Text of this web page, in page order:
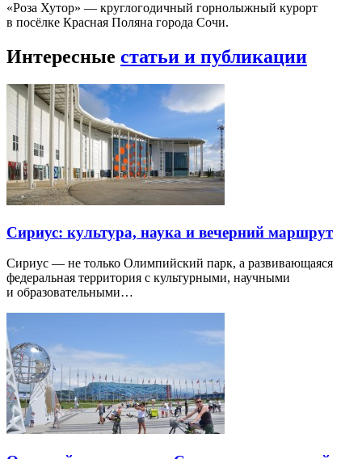
«Роза Хутор» — круглогодичный горнолыжный курорт
в посёлке Красная Поляна города Сочи.
Интересные статьи и публикации
Сириус: культура, наука и вечерний маршрут
Сириус — не только Олимпийский парк, а развивающаяся
федеральная территория с культурными, научными
и образовательными…